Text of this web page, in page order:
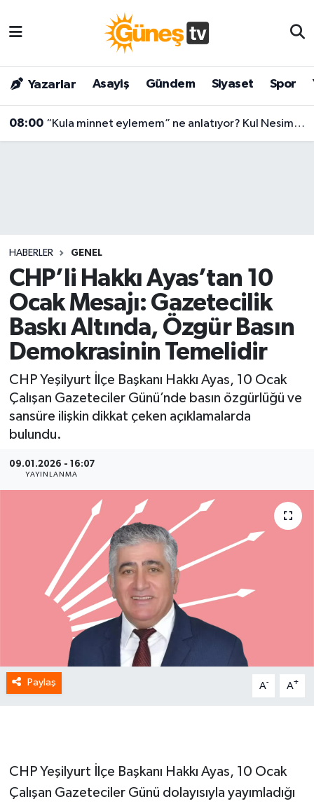
Yazarlar Asayiş Gündem Siyaset Spor
08:00 “Kula minnet eylemem” ne anlatıyor? Kul Nesimi’nin yüzyılları aşan mesajı
HABERLER GENEL
CHP’li Hakkı Ayas’tan 10
Ocak Mesajı: Gazetecilik
Baskı Altında, Özgür Basın
Demokrasinin Temelidir
CHP Yeşilyurt İlçe Başkanı Hakkı Ayas, 10 Ocak
Çalışan Gazeteciler Günü’nde basın özgürlüğü ve
sansüre ilişkin dikkat çeken açıklamalarda
bulundu.
09.01.2026 - 16:07
YAYINLANMA
Paylaş A- A+
CHP Yeşilyurt İlçe Başkanı Hakkı Ayas, 10 Ocak
Çalışan Gazeteciler Günü dolayısıyla yayımladığı
Bilim & Teknoloji
Dünya
Magazin
Siyaset
Spor
Yaşam
Malatya Nöbetçi Eczaneler
Malatya Hava Durumu
Malatya Namaz Vakitleri
Son Dakika Haberleri
Haber Arşivi